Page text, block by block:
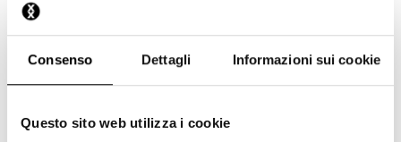
Consenso Dettagli Informazioni sui cookie
Questo sito web utilizza i cookie